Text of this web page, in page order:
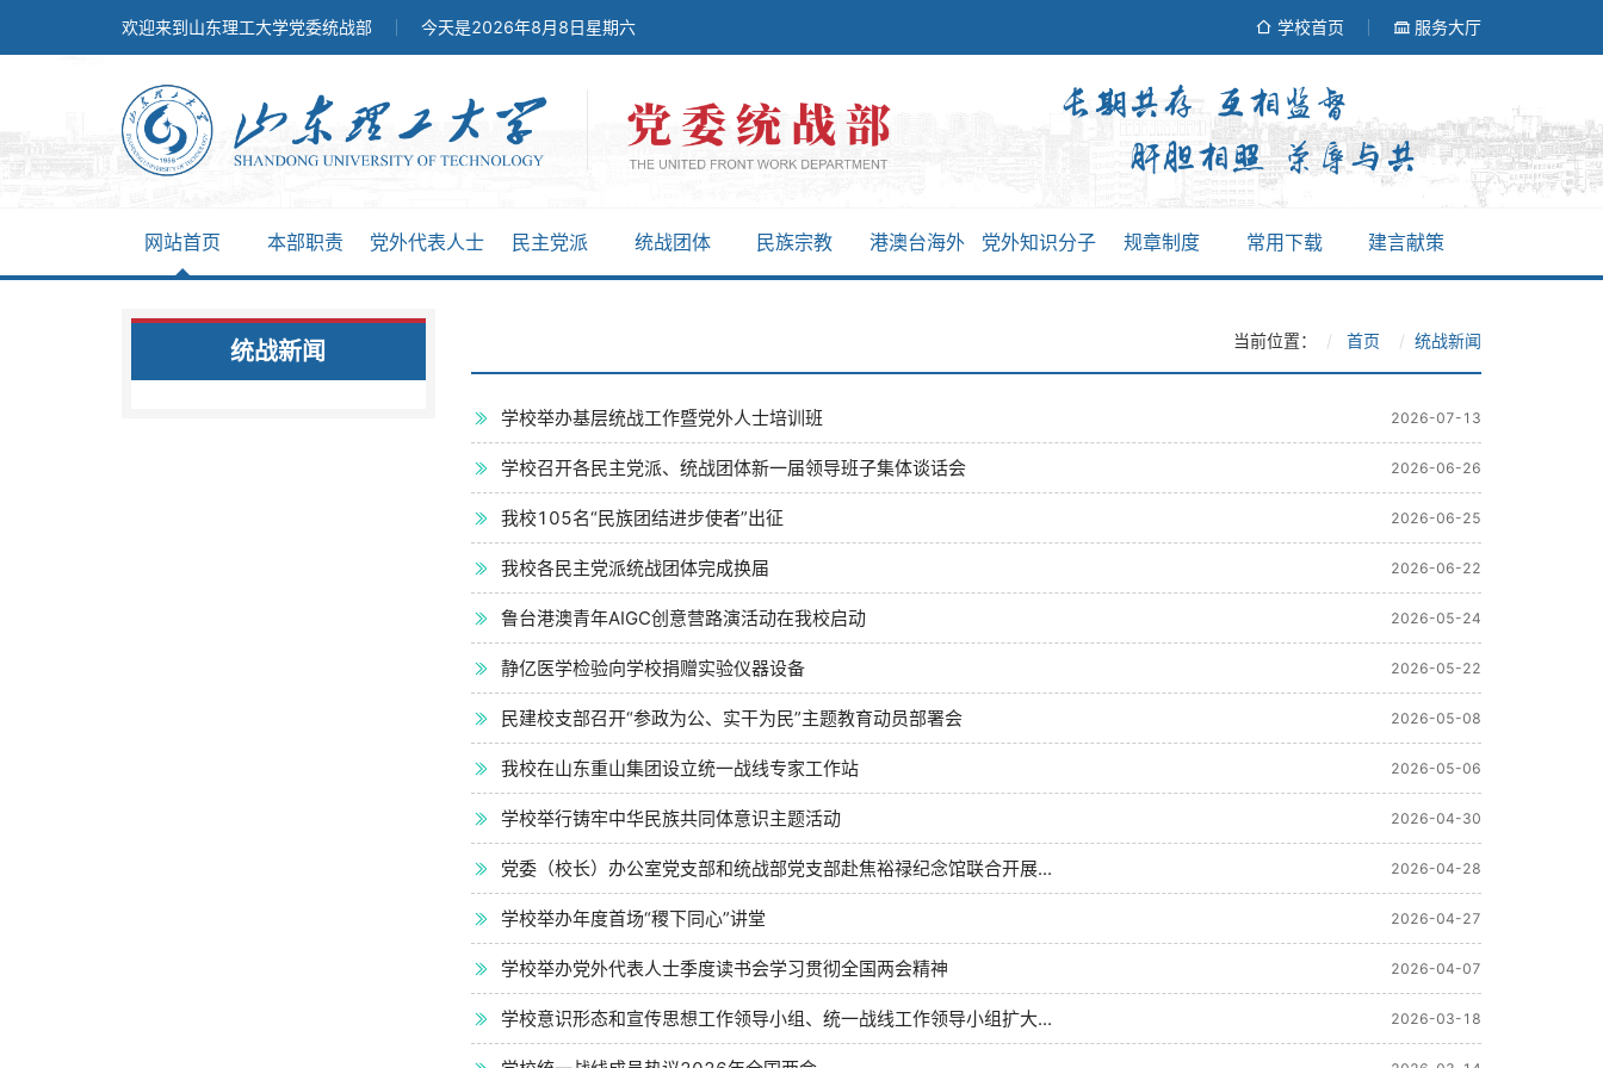
欢迎来到山东理工大学党委统战部 今天是2026年8月8日星期六 学校首页 服务大厅
网站首页 本部职责 党外代表人士 民主党派 统战团体 民族宗教 港澳台海外 党外知识分子 规章制度 常用下载 建言献策
统战新闻 当前位置： 首页 统战新闻
学校举办基层统战工作暨党外人士培训班 2026-07-13
学校召开各民主党派、统战团体新一届领导班子集体谈话会 2026-06-26
我校105名“民族团结进步使者”出征 2026-06-25
我校各民主党派统战团体完成换届 2026-06-22
鲁台港澳青年AIGC创意营路演活动在我校启动 2026-05-24
静亿医学检验向学校捐赠实验仪器设备 2026-05-22
民建校支部召开“参政为公、实干为民”主题教育动员部署会 2026-05-08
我校在山东重山集团设立统一战线专家工作站 2026-05-06
学校举行铸牢中华民族共同体意识主题活动 2026-04-30
党委（校长）办公室党支部和统战部党支部赴焦裕禄纪念馆联合开展... 2026-04-28
学校举办年度首场“稷下同心”讲堂 2026-04-27
学校举办党外代表人士季度读书会学习贯彻全国两会精神 2026-04-07
学校意识形态和宣传思想工作领导小组、统一战线工作领导小组扩大... 2026-03-18